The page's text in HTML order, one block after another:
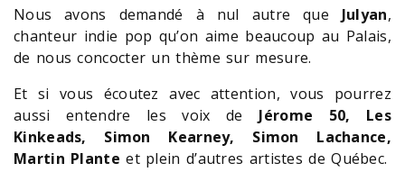
Nous avons demandé à nul autre que Julyan,
chanteur indie pop qu’on aime beaucoup au Palais,
de nous concocter un thème sur mesure.
Et si vous écoutez avec attention, vous pourrez
aussi entendre les voix de Jérome 50, Les
Kinkeads, Simon Kearney, Simon Lachance,
Martin Plante et plein d’autres artistes de Québec.